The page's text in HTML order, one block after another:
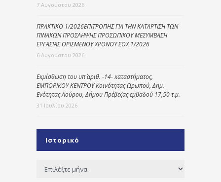
7 Αυγούστου 2026
ΠΡΑΚΤΙΚΟ 1/2026ΕΠΙΤΡΟΠΗΣ ΓΙΑ ΤΗΝ ΚΑΤΑΡΤΙΣΗ ΤΩΝ
ΠΙΝΑΚΩΝ ΠΡΟΣΛΗΨΗΣ ΠΡΟΣΩΠΙΚΟΥ ΜΕΣΥΜΒΑΣΗ
ΕΡΓΑΣΙΑΣ ΟΡΙΣΜΕΝΟΥ ΧΡΟΝΟΥ ΣΟΧ 1/2026
6 Αυγούστου 2026
Εκμίσθωση του υπ΄ αριθ. -14- καταστήματος,
ΕΜΠΟΡΙΚΟΥ ΚΕΝΤΡΟΥ Κοινότητας Ωρωπού, Δημ.
Ενότητας Λούρου, Δήμου Πρέβεζας εμβαδού 17,50 τ.μ.
31 Ιουλίου 2026
Ιστορικό
Ιστορικό